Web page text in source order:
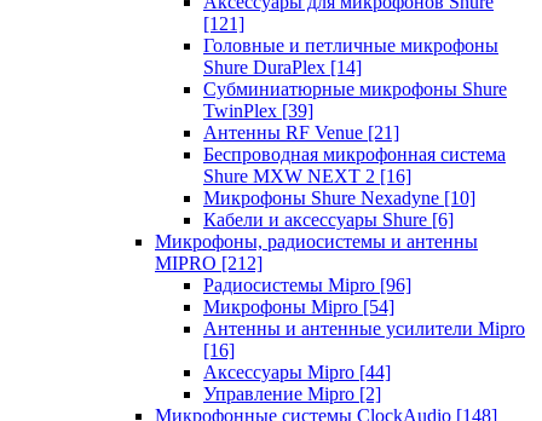
[121]
Головные и петличные микрофоны
Shure DuraPlex [14]
Субминиатюрные микрофоны Shure
TwinPlex [39]
Антенны RF Venue [21]
Беспроводная микрофонная система
Shure MXW NEXT 2 [16]
Микрофоны Shure Nexadyne [10]
Кабели и аксессуары Shure [6]
Микрофоны, радиосистемы и антенны
MIPRO [212]
Радиосистемы Mipro [96]
Микрофоны Mipro [54]
Антенны и антенные усилители Mipro
[16]
Аксессуары Mipro [44]
Управление Mipro [2]
Микрофонные системы ClockAudio [148]